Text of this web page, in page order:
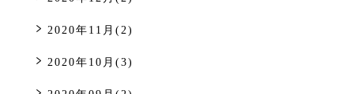
2020年11月(2)
2020年10月(3)